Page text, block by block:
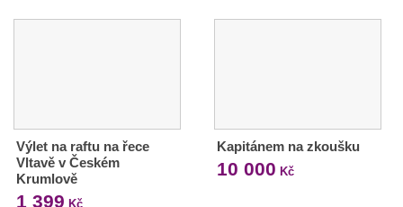
Výlet na raftu na řece
Vltavě v Českém
Krumlově
1 399 Kč
Kapitánem na zkoušku
10 000 Kč